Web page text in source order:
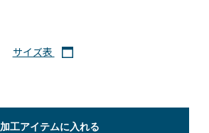
サイズ表
加工アイテムに入れる